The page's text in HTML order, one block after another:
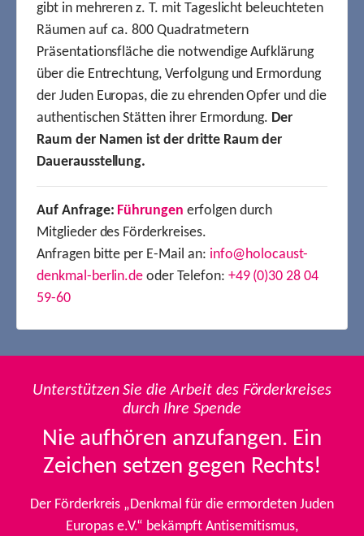
gibt in mehreren z. T. mit Tageslicht beleuchteten
Räumen auf ca. 800 Quadratmetern
Präsentationsfläche die notwendige Aufklärung
über die Entrechtung, Verfolgung und Ermordung
der Juden Europas, die zu ehrenden Opfer und die
authentischen Stätten ihrer Ermordung. Der
Raum der Namen ist der dritte Raum der
Dauerausstellung.
Auf Anfrage: Führungen erfolgen durch
Mitglieder des Förderkreises.
Anfragen bitte per E-Mail an: info@holocaust-
denkmal-berlin.de oder Telefon: +49 (0)30 28 04
59-60
Unterstützen Sie die Arbeit des Förderkreises
durch Ihre Spende
Nie aufhören anzufangen. Ein
Zeichen setzen gegen Rechts!
Der Förderkreis „Denkmal für die ermordeten Juden
Europas e.V.“ bekämpft Antisemitismus,